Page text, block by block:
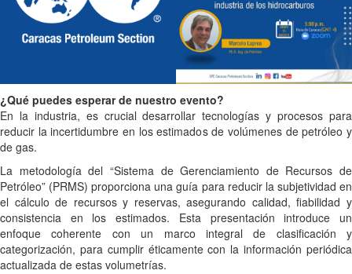
¿Qué puedes esperar de nuestro evento?
En la industria, es crucial desarrollar tecnologías y procesos para
reducir la incertidumbre en los estimados de volúmenes de petróleo y
de gas.
La metodología del “Sistema de Gerenciamiento de Recursos de
Petróleo” (PRMS) proporciona una guía para reducir la subjetividad en
el cálculo de recursos y reservas, asegurando calidad, fiabilidad y
consistencia en los estimados. Esta presentación introduce un
enfoque coherente con un marco integral de clasificación y
categorización, para cumplir éticamente con la información periódica
actualizada de estas volumetrías.